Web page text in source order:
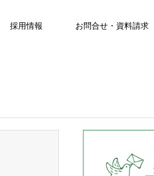
採用情報 お問合せ・資料請求